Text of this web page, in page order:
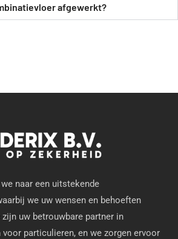
afgewerkt?
naar een uitstekende
we uw wensen en behoeften
uw betrouwbare partner in
particulieren, en we zorgen ervoor